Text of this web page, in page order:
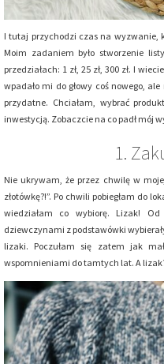
I tutaj przychodzi czas na wyzwanie,
Moim zadaniem było stworzenie
przedziałach: 1 zł, 25 zł, 300 zł. I
wpadało mi do głowy coś nowego,
przydatne. Chciałam, wybrać
inwestycją. Zobaczcie na co padł mój
1.
Nie ukrywam, że przez chwilę w
złotówkę?!”. Po chwili pobiegłam do
wiedziałam co wybiorę. Lizak!
dziewczynami z podstawówki
lizaki. Poczułam się zatem jak
wspomnieniami do tamtych lat. A